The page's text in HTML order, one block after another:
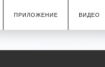
Skip
ПРИЛОЖЕНИЕ ВИДЕО